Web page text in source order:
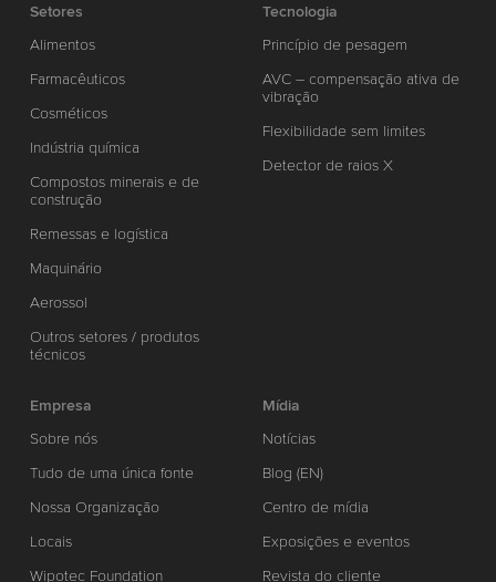
Setores
Alimentos
Farmacêuticos
Cosméticos
Indústria química
Compostos minerais e de
construção
Remessas e logística
Maquinário
Aerossol
Outros setores / produtos
técnicos
Tecnologia
Princípio de pesagem
AVC – compensação ativa de
vibração
Flexibilidade sem limites
Detector de raios X
Empresa
Sobre nós
Tudo de uma única fonte
Nossa Organização
Locais
Wipotec Foundation
Mídia
Notícias
Blog (EN)
Centro de mídia
Exposições e eventos
Revista do cliente